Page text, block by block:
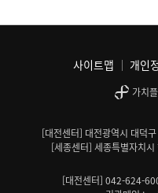
사이트맵 개인
가치
[대전센터] 대전광역시 대덕
[세종센터] 세종특별자치
[대전센터] 042-624-